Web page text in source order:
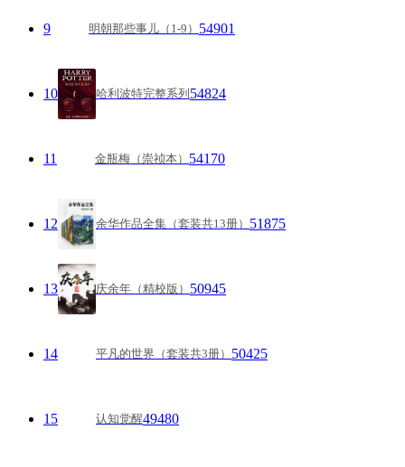
9 明朝那些事儿（1-9） 54901
10 哈利波特完整系列 54824
11 金瓶梅（崇祯本） 54170
12 余华作品全集（套装共13册） 51875
13 庆余年（精校版） 50945
14 平凡的世界（套装共3册） 50425
15 认知觉醒49480